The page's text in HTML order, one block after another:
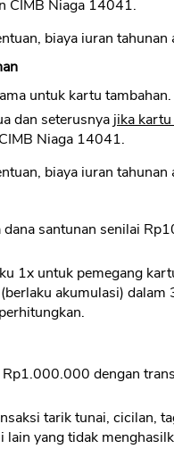
CIMB Niaga 14041.
biaya iuran
untuk kartu tambahan.
dan seterusnya jika
Niaga 14041.
biaya iuran
santunan senilai
1x untuk pemegang
akumulasi) dalam
Rp1.000.000 dengan
tarik tunai, cicilan,
lain yang tidak